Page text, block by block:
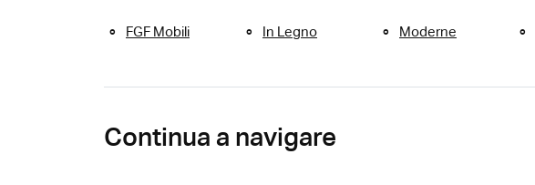
FGF Mobili In Legno Moderne
Continua a navigare